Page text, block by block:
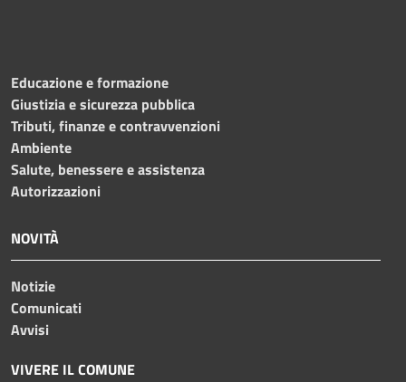
Educazione e formazione
Giustizia e sicurezza pubblica
Tributi, finanze e contravvenzioni
Ambiente
Salute, benessere e assistenza
Autorizzazioni
NOVITÀ
Notizie
Comunicati
Avvisi
VIVERE IL COMUNE